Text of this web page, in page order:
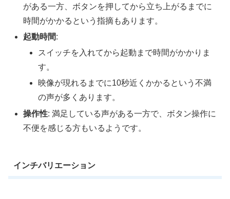
がある一方、ボタンを押してから立ち上がるまでに
時間がかかるという指摘もあります。
起動時間:
スイッチを入れてから起動まで時間がかかりま
す。
映像が現れるまでに10秒近くかかるという不満
の声が多くあります。
操作性: 満足している声がある一方で、ボタン操作に
不便を感じる方もいるようです。
インチバリエーション